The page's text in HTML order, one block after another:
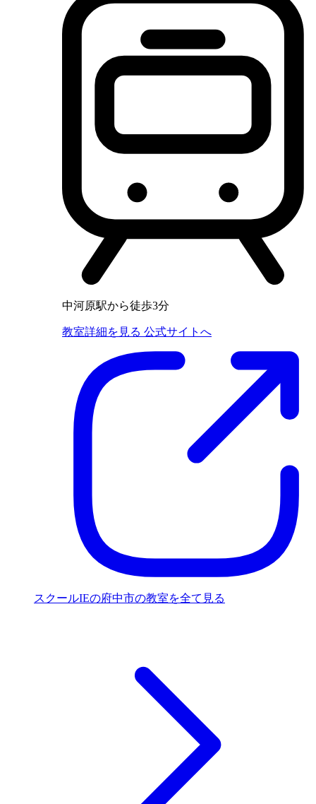
中河原駅から徒歩3分
教室詳細を見る 公式サイトへ
スクールIEの府中市の教室を全て見る